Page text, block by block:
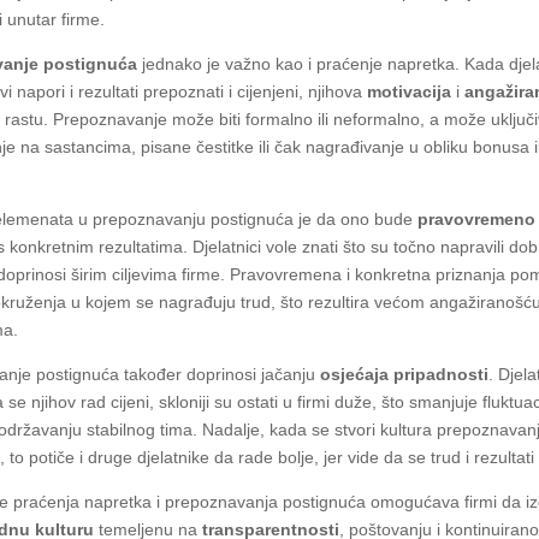
unutar firme.
postignuća jednako je važno kao i praćenje napretka. Kada
napori i rezultati prepoznati i cijenjeni, njihova motivacija i
rastu. Prepoznavanje može biti formalno ili neformalno, a može
na sastancima, pisane čestitke ili čak nagrađivanje u obliku bonusa
u prepoznavanju postignuća je da ono bude pravovremeno
konkretnim rezultatima. Djelatnici vole znati što su točno napravili
širim ciljevima firme. Pravovremena i konkretna priznanja
u kojem se nagrađuju trud, što rezultira većom
postignuća također doprinosi jačanjuosjećaja pripadnosti.
se njihov rad cijeni, skloniji su ostati u firmi duže, što smanjuje
stabilnog tima. Nadalje, kada se stvori kultura
to potiče i druge djelatnike da rade bolje, jer vide da se trud i
praćenja napretka i prepoznavanja postignuća omogućava firmi da
kulturu temeljenu natransparentnosti, poštovanju i